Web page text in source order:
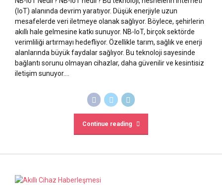
(IoT) alanında devrim yaratıyor. Düşük enerjiyle uzun
mesafelerde veri iletmeye olanak sağlıyor. Böylece, şehirlerin
akıllı hale gelmesine katkı sunuyor. NB-IoT, birçok sektörde
verimliliği artırmayı hedefliyor. Özellikle tarım, sağlık ve enerji
alanlarında büyük faydalar sağlıyor. Bu teknoloji sayesinde
bağlantı sorunu olmayan cihazlar, daha güvenilir ve kesintisiz
iletişim sunuyor....
Continue reading